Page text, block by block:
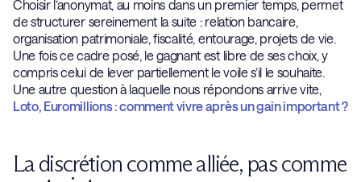
Choisir l’anonymat, au moins dans un premier temps, permet
de structurer sereinement la suite : relation bancaire,
organisation patrimoniale, fiscalité, entourage, projets de vie.
Une fois ce cadre posé, le gagnant est libre de ses choix, y
compris celui de lever partiellement le voile s’il le souhaite.
Une autre question à laquelle nous répondons arrive vite,
Loto, Euromillions : comment vivre après un gain important ?
La discrétion comme alliée, pas comme